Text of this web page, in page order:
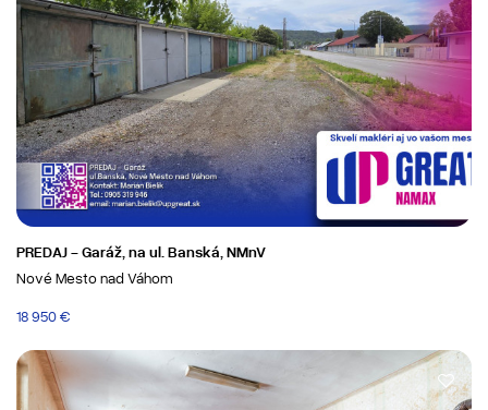
PREDAJ - Garáž, na ul. Banská, NMnV
Nové Mesto nad Váhom
18 950 €